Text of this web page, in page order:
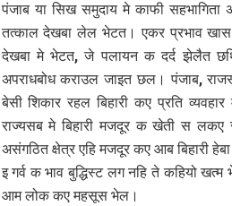
पंजाब या सिख समुदाय मे काफी
तत्काल देखबा लेल भेटत। एकर प्रभाव
देखबा मे भेटत, जे पलायन क दर्द झेलैत
अपराधबोध कराउल जाइत छल। पंजाब,
बेसी शिकार रहल बिहारी कए प्रति
राज्यसब मे बिहारी मजदूर क खेती स
असंगठित क्षेत्र एहि मजदूर कए आब बिहारी हेबा
इ गर्व क भाव बुद्धिस्ट लग नहि ते कहियो
आम लोक कए महसूस भेल।